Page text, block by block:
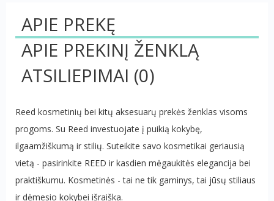
APIE PREKĘ
APIE PREKINĮ ŽENKLĄ
ATSILIEPIMAI (0)
Reed kosmetinių bei kitų aksesuarų prekės ženklas visoms
progoms. Su Reed investuojate į puikią kokybę,
ilgaamžiškumą ir stilių. Suteikite savo kosmetikai geriausią
vietą - pasirinkite REED ir kasdien mėgaukitės elegancija bei
praktiškumu. Kosmetinės - tai ne tik gaminys, tai jūsų stiliaus
ir dėmesio kokybei išraiška.